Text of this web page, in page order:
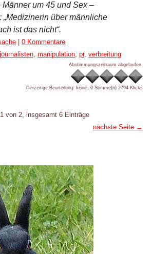
um 45 und Sex –
„Medizinerin über männliche
ist das nicht“.
0 Kommentare
journalisten, manipulation, pr, verbreitung
Abstimmungszeitraum abgelaufen.
Derzeitige Beurteilung: keine, 0 Stimme(n) 2794 Klicks
von 2, insgesamt 6 Einträge
nächste Seite →